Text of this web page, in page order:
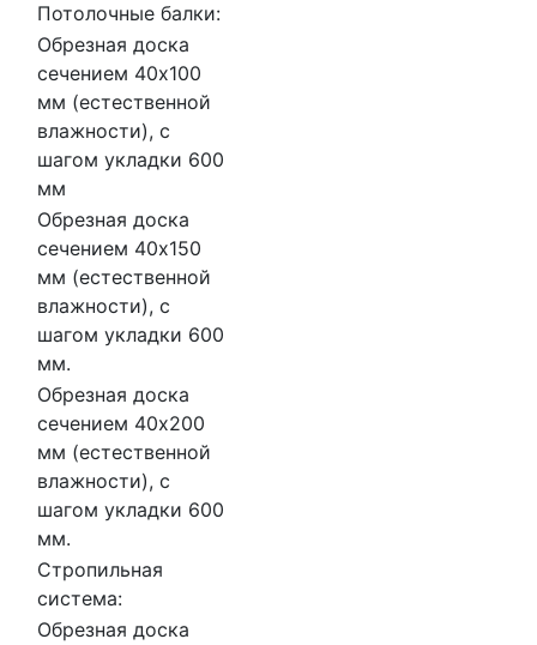
Потолочные балки:
Обрезная доска
сечением 40х100
мм (естественной
влажности), с
шагом укладки 600
мм
Обрезная доска
сечением 40х150
мм (естественной
влажности), с
шагом укладки 600
мм.
Обрезная доска
сечением 40х200
мм (естественной
влажности), с
шагом укладки 600
мм.
Стропильная
система:
Обрезная доска